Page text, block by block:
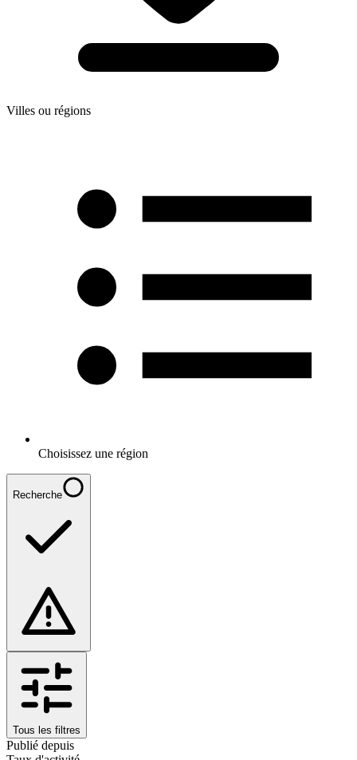
Villes ou régions
Choisissez une région
Recherche
Tous les filtres
Publié depuis